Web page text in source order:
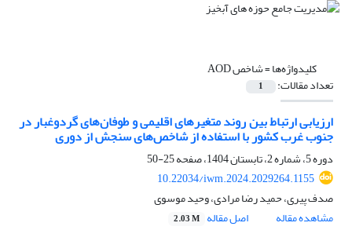
کلیدواژه‌ها =شاخص AOD
تعداد مقالات: 1
ارزیابی ارتباط بین روند متغیرهای اقلیمی و طوفان‌های گردوغبار در
جنوب غرب کشور با استفاده از شاخص‌های سنجش از دوری
دوره 5، شماره 2، تابستان 1404، صفحه
25-50
10.22034/iwm.2024.2029264.1155
صدف پیری، حمید رضا مرادی، وحید موسوی
مشاهده مقاله
اصل مقاله 2.03 M